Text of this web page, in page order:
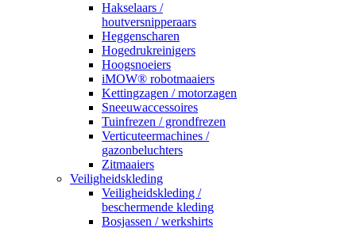
Hakselaars /
houtversnipperaars
Heggenscharen
Hogedrukreinigers
Hoogsnoeiers
iMOW® robotmaaiers
Kettingzagen / motorzagen
Sneeuwaccessoires
Tuinfrezen / grondfrezen
Verticuteermachines /
gazonbeluchters
Zitmaaiers
Veiligheidskleding
Veiligheidskleding /
beschermende kleding
Bosjassen / werkshirts